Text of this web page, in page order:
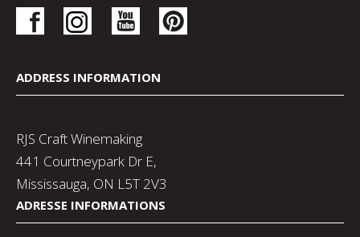
ADDRESS INFORMATION
RJS Craft Winemaking
441 Courtneypark Dr E,
Mississauga, ON L5T 2V3
ADRESSE INFORMATIONS